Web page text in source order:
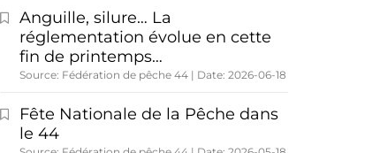
Anguille, silure… La
réglementation évolue en cette
fin de printemps…
Source: Fédération de pêche 44 Date: 2026-06-18
Fête Nationale de la Pêche dans
le 44